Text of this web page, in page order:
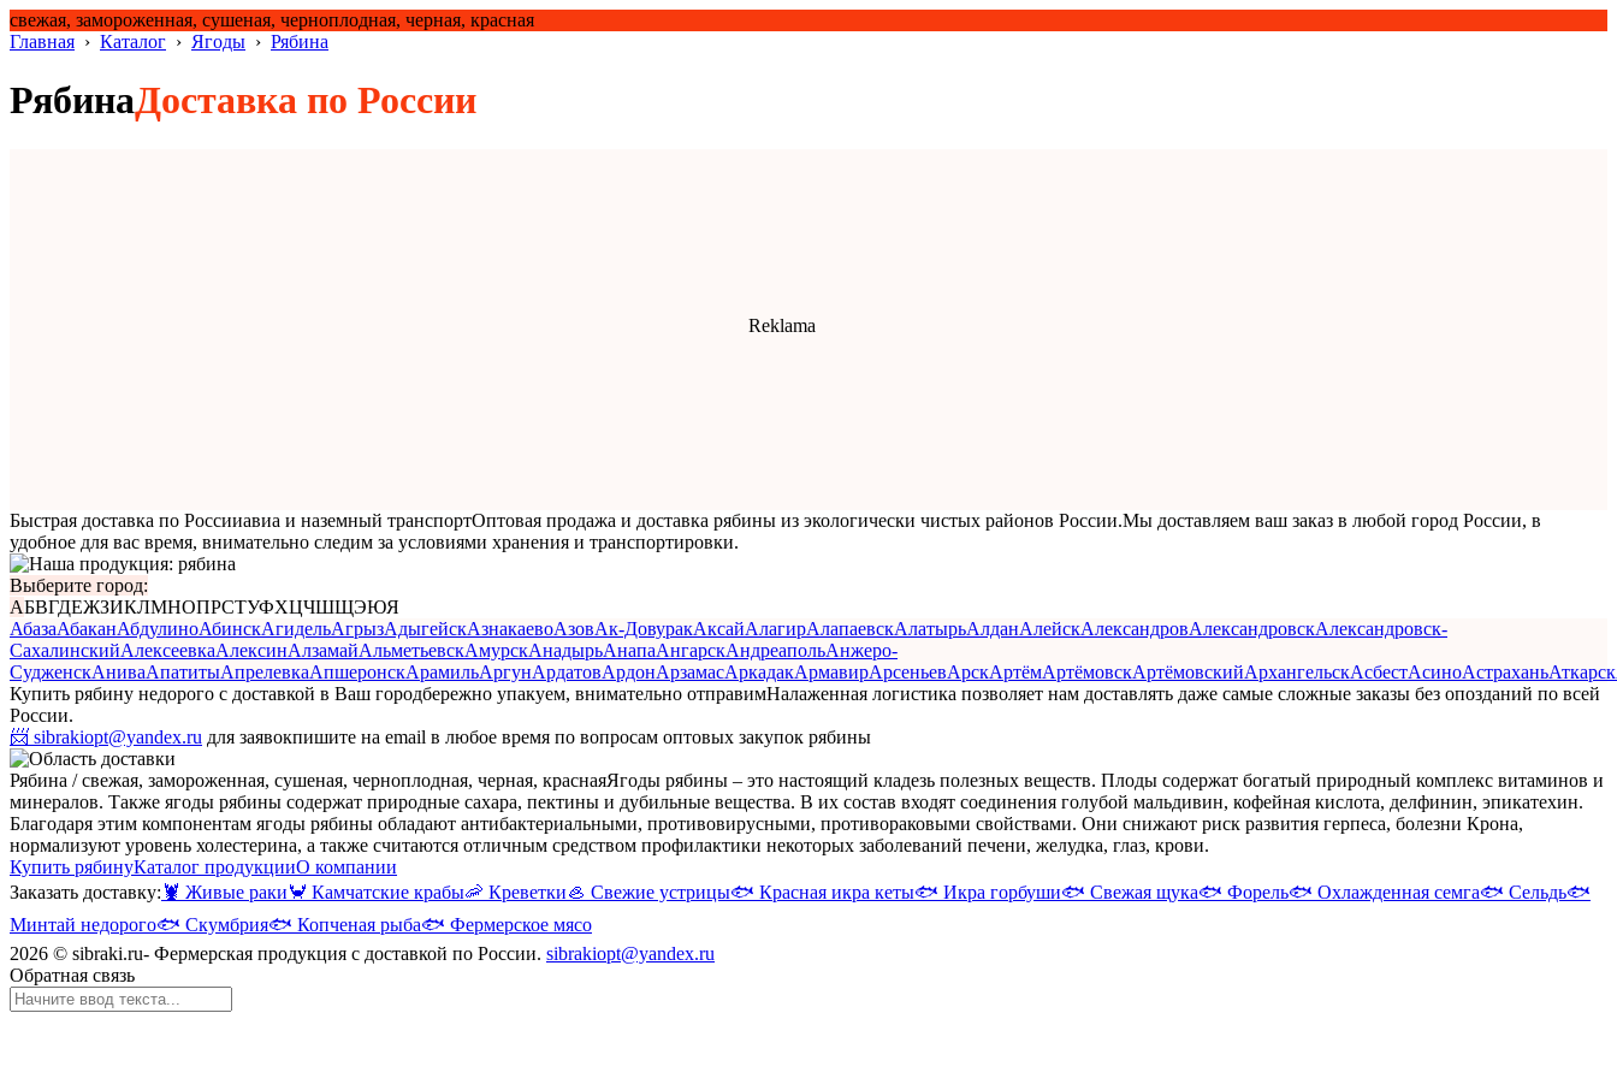
свежая, замороженная, сушеная, черноплодная, черная, красная
Главная › Каталог › Ягоды › Рябина
РябинаДоставка по России
Быстрая доставка по Россииавиа и наземный транспортОптовая продажа и доставка рябины из экологически чистых районов России.Мы доставляем ваш заказ в любой город России, в
удобное для вас время, внимательно следим за условиями хранения и транспортировки.
Выберите город:
АБВГДЕЖЗИКЛМНОПРСТУФХЦЧШЩЭЮЯ
АбазаАбаканАбдулиноАбинскАгидельАгрызАдыгейскАзнакаевоАзовАк-ДовуракАксайАлагирАлапаевскАлатырьАлданАлейскАлександровАлександровскАлександровск-
СахалинскийАлексеевкаАлексинАлзамайАльметьевскАмурскАнадырьАнапаАнгарскАндреапольАнжеро-
СудженскАниваАпатитыАпрелевкаАпшеронскАрамильАргунАрдатовАрдонАрзамасАркадакАрмавирАрсеньевАрскАртёмАртёмовскАртёмовскийАрхангельскАсбестАсиноАстраханьАткарск
Купить рябину недорого с доставкой в Ваш городбережно упакуем, внимательно отправимНалаженная логистика позволяет нам доставлять даже самые сложные заказы без опозданий по всей
России.
📨 sibrakiopt@yandex.ru для заявокпишите на email в любое время по вопросам оптовых закупок рябины
Рябина / свежая, замороженная, сушеная, черноплодная, черная, краснаяЯгоды рябины – это настоящий кладезь полезных веществ. Плоды содержат богатый природный комплекс витаминов и
минералов. Также ягоды рябины содержат природные сахара, пектины и дубильные вещества. В их состав входят соединения голубой мальдивин, кофейная кислота, делфинин, эпикатехин.
Благодаря этим компонентам ягоды рябины обладают антибактериальными, противовирусными, противораковыми свойствами. Они снижают риск развития герпеса, болезни Крона,
нормализуют уровень холестерина, а также считаются отличным средством профилактики некоторых заболеваний печени, желудка, глаз, крови.
Купить рябинуКаталог продукцииО компании
Заказать доставку: 🦞 Живые раки🦀 Камчатские крабы🦐 Креветки🦪 Свежие устрицы🐟 Красная икра кеты🐟 Икра горбуши🐟 Свежая щука🐟 Форель🐟 Охлажденная семга🐟 Сельдь🐟
Минтай недорого🐟 Скумбрия🐟 Копченая рыба🐟 Фермерское мясо
2026 © sibraki.ru- Фермерская продукция с доставкой по России. sibrakiopt@yandex.ru
Обратная связь